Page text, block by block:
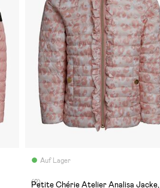
Auf Lager
(2)
Petite Chérie Atelier Analisa Jacke,